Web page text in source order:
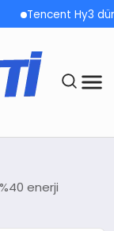
Hy3 dünya
enerji